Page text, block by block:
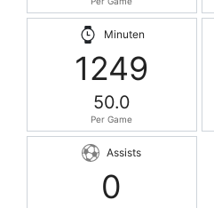
Minuten
1249
50.0
Per Game
Assists
0